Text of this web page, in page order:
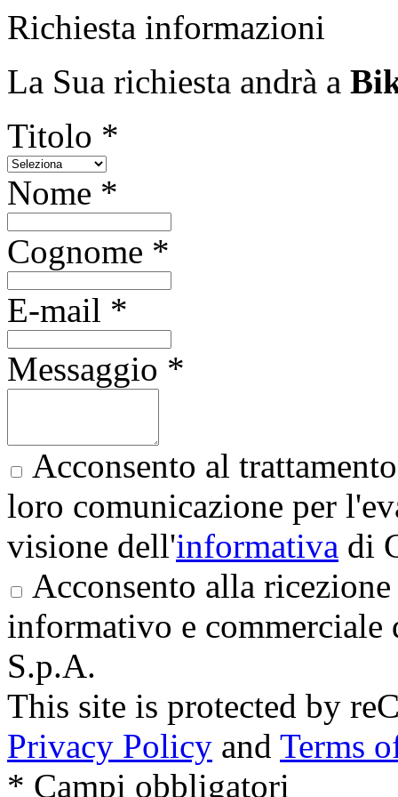
Richiesta informazioni
La Sua richiesta andrà a
Titolo *
Nome *
Cognome *
E-mail *
Messaggio *
Acconsento al
loro comunicazione per
visione dell'informativa di
Acconsento alla
informativo e
S.p.A.
This site is protected by
Privacy Policy and Terms
* Campi obbligatori